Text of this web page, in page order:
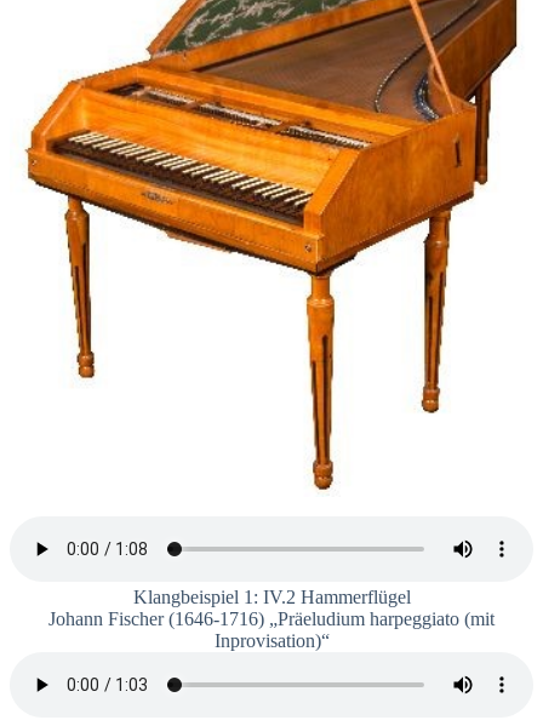
Klangbeispiel 1: IV.2 Hammerflügel
Johann Fischer (1646-1716) „Präeludium harpeggiato (mit
Inprovisation)“